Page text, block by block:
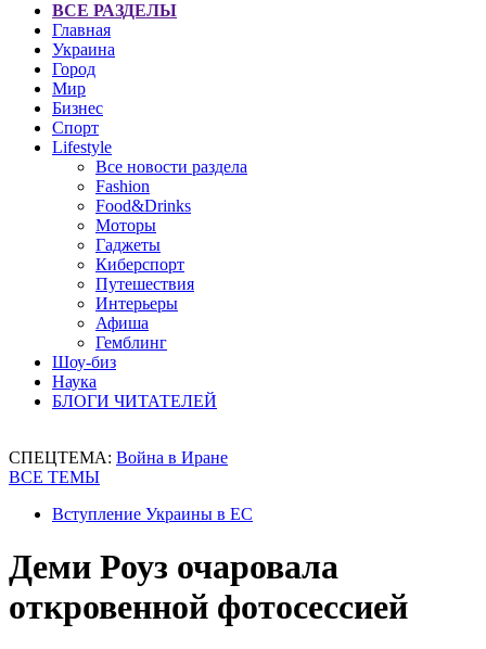
ВСЕ РАЗДЕЛЫ
Главная
Украина
Город
Мир
Бизнес
Спорт
Lifestyle
Все новости раздела
Fashion
Food&Drinks
Моторы
Гаджеты
Киберспорт
Путешествия
Интерьеры
Афиша
Гемблинг
Шоу-биз
Наука
БЛОГИ ЧИТАТЕЛЕЙ
СПЕЦТЕМА: Война в Иране
ВСЕ ТЕМЫ
Вступление Украины в ЕС
Деми Роуз очаровала
откровенной фотосессией